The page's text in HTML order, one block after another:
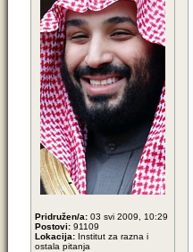
Pridružen/a: 03 svi 2009, 10:29
Postovi: 91109
Lokacija: Institut za razna i
ostala pitanja